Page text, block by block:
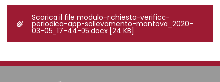
Scarica il file modulo-richiesta-verifica-
periodica-app-sollevamento-mantova_2020-
03-05_17-44-05.docx [24 KB]